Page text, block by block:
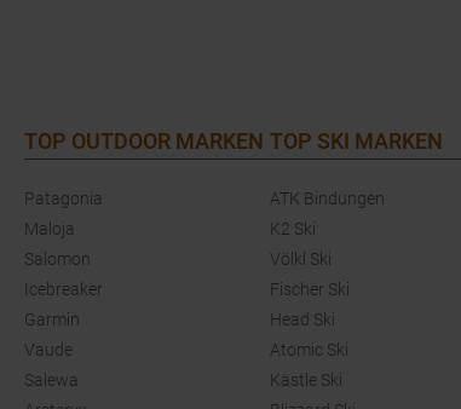
TOP OUTDOOR MARKEN
Patagonia
Maloja
Salomon
Icebreaker
Garmin
Vaude
Salewa
TOP SKI MARKEN
ATK Bindungen
K2 Ski
Völkl Ski
Fischer Ski
Head Ski
Atomic Ski
Kästle Ski